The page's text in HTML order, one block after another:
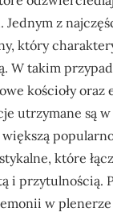
Jednym z
który
W takim
kościoły oraz
utrzymane są
które
i przytulnością.
w